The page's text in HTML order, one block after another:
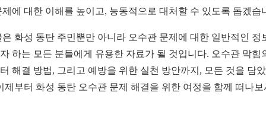
제에 대한 이해를 높이고, 능동적으로 대처할 수 있도록 돕겠습
은 화성 동탄 주민뿐만 아니라 오수관 문제에 대한 일반적인 정
하는 모든 분들에게 유용한 자료가 될 것입니다. 오수관 막힘
해결 방법, 그리고 예방을 위한 실천 방안까지, 모든 것을 담
제부터 화성 동탄 오수관 문제 해결을 위한 여정을 함께 떠나보